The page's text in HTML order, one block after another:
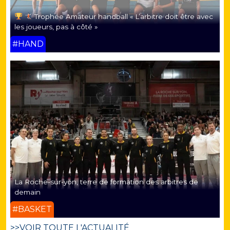
Trophée Amateur handball « L’arbitre doit être avec
les joueurs, pas à côté »
#HAND
La Roche-sur-yon, terre de formation des arbitres de
demain
#BASKET
>>VOIR TOUTE L'ACTUALITÉ